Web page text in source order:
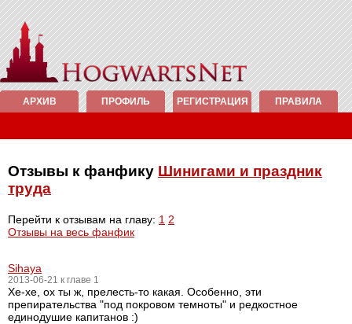
АРХИВ ПРОФИЛЬ РЕГИСТРАЦИЯ ПРАВИЛА
Отзывы к фанфику Шинигами и праздник
труда
Перейти к отзывам на главу: 1 2
Отзывы на весь фанфик
Sihaya
2013-06-21 к главе 1
Хе-хе, ох ты ж, прелесть-то какая. Особенно, эти
препирательства "под покровом темноты" и редкостное
единодушие капитанов :)